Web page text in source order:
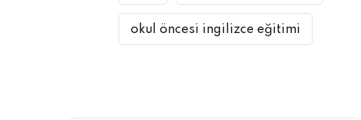
okul öncesi ingilizce eğitimi